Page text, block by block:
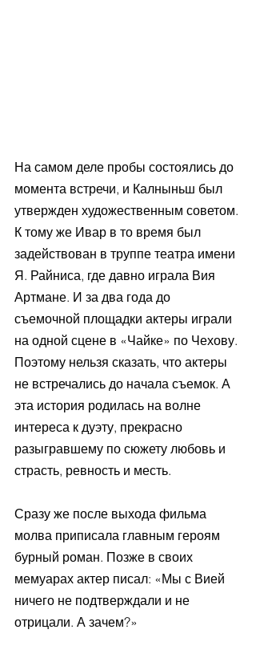
На самом деле пробы состоялись до
момента встречи, и Калныньш был
утвержден художественным советом.
К тому же Ивар в то время был
задействован в труппе театра имени
Я. Райниса, где давно играла Вия
Артмане. И за два года до
съемочной площадки актеры играли
на одной сцене в «Чайке» по Чехову.
Поэтому нельзя сказать, что актеры
не встречались до начала съемок. А
эта история родилась на волне
интереса к дуэту, прекрасно
разыгравшему по сюжету любовь и
страсть, ревность и месть.
Сразу же после выхода фильма
молва приписала главным героям
бурный роман. Позже в своих
мемуарах актер писал: «Мы с Вией
ничего не подтверждали и не
отрицали. А зачем?»